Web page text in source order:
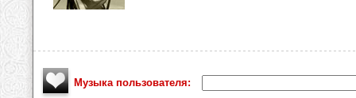
Музыка пользователя: